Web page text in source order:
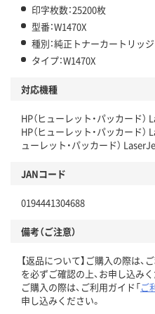
印字枚数：25200枚
型番：W1470X
種別：純正トナーカートリッジ
タイプ：W1470X
対応機種
HP（ヒューレット・パッカード
HP（ヒューレット・パッカード
ューレット・パッカード）
JANコード
0194441304688
備考（ご注意）
【返品について】ご購入の際は、
を必ずご確認の上、お申し込みく
ご購入の際は、ご利用ガイド「ご
申し込みください。